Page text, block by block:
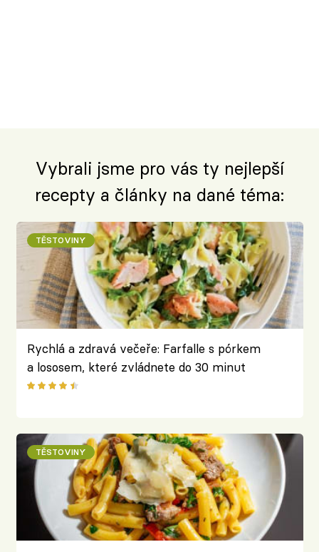
Vybrali jsme pro vás ty nejlepší
recepty a články na dané téma:
TĚSTOVINY
Rychlá a zdravá večeře: Farfalle s pórkem
a lososem, které zvládnete do 30 minut
TĚSTOVINY